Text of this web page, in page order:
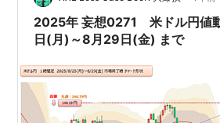
ようなものを感じました。実際、不
2025年 妄想0271 米ドル円値
日(月)～8月29日(金) まで